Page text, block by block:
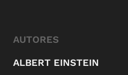
AUTORES
ALBERT EINSTEIN